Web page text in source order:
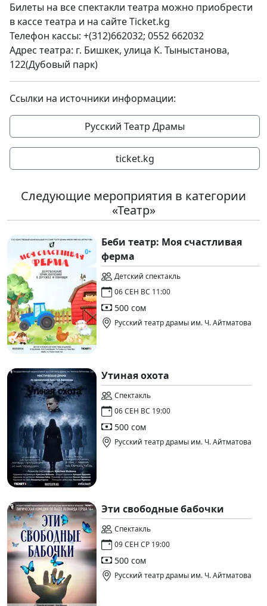
Билеты на все спектакли театра можно приобрести
в кассе театра и на сайте Ticket.kg
Телефон кассы: +(312)662032; 0552 662032
Адрес театра: г. Бишкек, улица К. Тыныстанова,
122(Дубовый парк)
Ссылки на источники информации:
Русский Театр Драмы
ticket.kg
Следующие мероприятия в категории
«Театр»
Беби театр: Моя счастливая
ферма
Детский спектакль
06 СЕН ВС 11:00
500 сом
Русский театр драмы им. Ч. Айтматова
Утиная охота
Спектакль
06 СЕН ВС 19:00
500 сом
Русский театр драмы им. Ч. Айтматова
Эти свободные бабочки
Спектакль
09 СЕН СР 19:00
500 сом
Русский театр драмы им. Ч. Айтматова